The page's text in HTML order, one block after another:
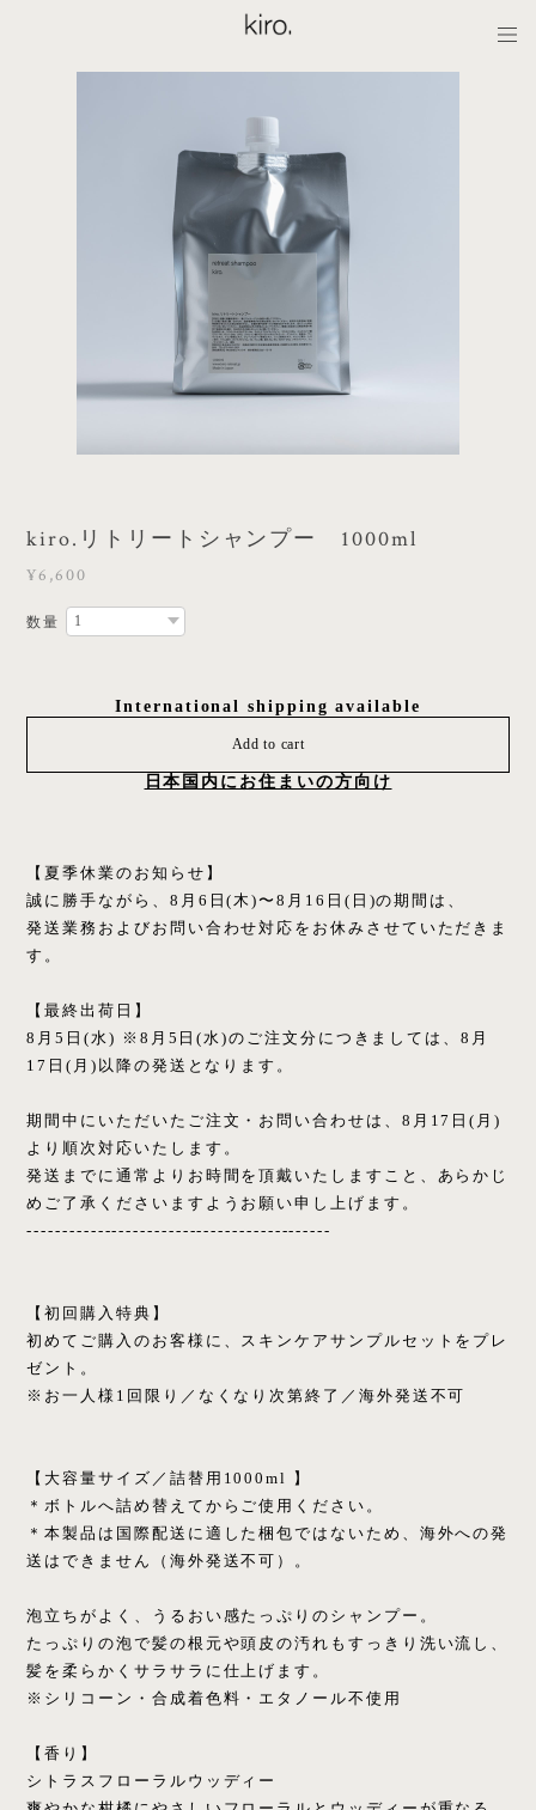
kiro.リトリートシャンプー 1000ml
¥6,600
数量
International shipping available
Add to cart
日本国内にお住まいの方向け
【夏季休業のお知らせ】
誠に勝手ながら、8月6日(木)〜8月16日(日)の期間は、
発送業務およびお問い合わせ対応をお休みさせていただきま
す。
【最終出荷日】
8月5日(水) ※8月5日(水)のご注文分につきましては、8月
17日(月)以降の発送となります。
期間中にいただいたご注文・お問い合わせは、8月17日(月)
より順次対応いたします。
発送までに通常よりお時間を頂戴いたしますこと、あらかじ
めご了承くださいますようお願い申し上げます。
-------------------------------------------
【初回購入特典】
初めてご購入のお客様に、スキンケアサンプルセットをプレ
ゼント。
※お一人様1回限り／なくなり次第終了／海外発送不可
【大容量サイズ／詰替用1000ml 】
＊ボトルへ詰め替えてからご使用ください。
＊本製品は国際配送に適した梱包ではないため、海外への発
送はできません（海外発送不可）。
泡立ちがよく、うるおい感たっぷりのシャンプー。
たっぷりの泡で髪の根元や頭皮の汚れもすっきり洗い流し、
髪を柔らかくサラサラに仕上げます。
※シリコーン・合成着色料・エタノール不使用
【香り】
シトラスフローラルウッディー